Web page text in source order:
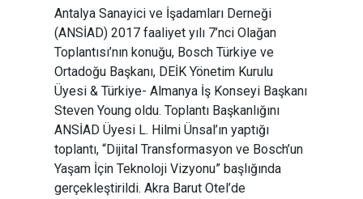
Antalya Sanayici ve İşadamları Derneği
(ANSİAD) 2017 faaliyet yılı 7’nci Olağan
Toplantısı’nın konuğu, Bosch Türkiye ve
Ortadoğu Başkanı, DEİK Yönetim Kurulu
Üyesi & Türkiye- Almanya İş Konseyi Başkanı
Steven Young oldu. Toplantı Başkanlığını
ANSİAD Üyesi L. Hilmi Ünsal’ın yaptığı
toplantı, “Dijital Transformasyon ve Bosch’un
Yaşam İçin Teknoloji Vizyonu” başlığında
gerçekleştirildi. Akra Barut Otel’de